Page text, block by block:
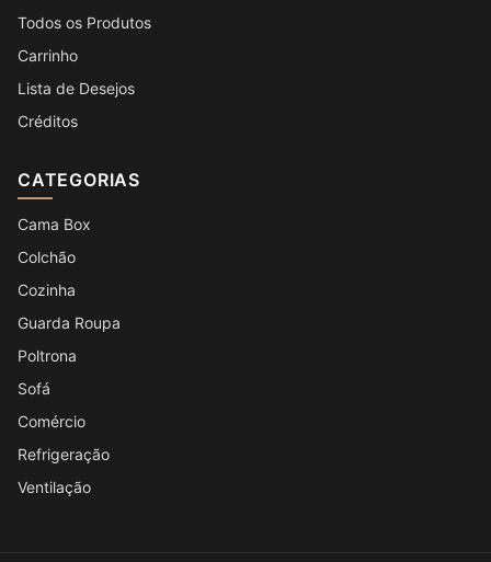
Todos os Produtos
Carrinho
Lista de Desejos
Créditos
CATEGORIAS
Cama Box
Colchão
Cozinha
Guarda Roupa
Poltrona
Sofá
Comércio
Refrigeração
Ventilação